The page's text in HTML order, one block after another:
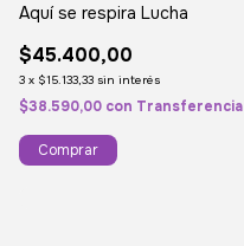
Aquí se respira Lucha
$45.400,00
3 x $15.133,33 sin interés
$38.590,00 con Transferencia
Comprar